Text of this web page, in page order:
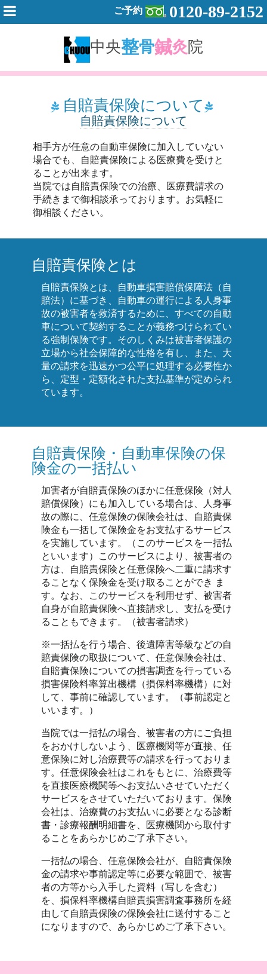
ご予約 0120-89-2152
中央整骨鍼灸院
自賠責保険について
自賠責保険について
相手方が任意の自動車保険に加入していない
場合でも、自賠責保険による医療費を受けと
ることが出来ます。
当院では自賠責保険での治療、医療費請求の
手続きまで御相談承っております。お気軽に
御相談ください。
自賠責保険とは
自賠責保険とは、自動車損害賠償保障法（自
賠法）に基づき、自動車の運行による人身事
故の被害者を救済するために、すべての自動
車について契約することが義務つけられてい
る強制保険です。そのしくみは被害者保護の
立場から社会保障的な性格を有し、また、大
量の請求を迅速かつ公平に処理する必要性か
ら、定型・定額化された支払基準が定められ
ています。
自賠責保険・自動車保険の保
険金の一括払い
加害者が自賠責保険のほかに任意保険（対人
賠償保険）にも加入している場合は、人身事
故の際に、任意保険の保険会社は、自賠責保
険金も一括して保険金をお支払するサービス
を実施しています。（このサービスを一括払
といいます）このサービスにより、被害者の
方は、自賠責保険と任意保険へ二重に請求す
ることなく保険金を受け取ることができ ま
す。なお、このサービスを利用せず、被害者
自身が自賠責保険へ直接請求し、支払を受け
ることもできます。（被害者請求）
※一括払を行う場合、後遺障害等級などの自
賠責保険の取扱について、任意保険会社は、
自賠責保険についての損害調査を行っている
損害保険料率算出機構（損保料率機構）に対
して、事前に確認しています。（事前認定と
いいます。）
当院では一括払の場合、被害者の方にご負担
をおかけしないよう、医療機関等が直接、任
意保険に対し治療費等の請求を行っておりま
す。任意保険会社はこれをもとに、治療費等
を直接医療機関等へお支払いさせていただく
サービスをさせていただいております。保険
会社は、治療費のお支払いに必要となる診断
書・診療報酬明細書を、医療機関から取付す
ることをあらかじめご了承下さい。
一括払の場合、任意保険会社が、自賠責保険
金の請求や事前認定等に必要な範囲で、被害
者の方等から入手した資料（写しを含む）
を、損保料率機構自賠責損害調査事務所を経
由して自賠責保険の保険会社に送付すること
になりますので、あらかじめご了承下さい。